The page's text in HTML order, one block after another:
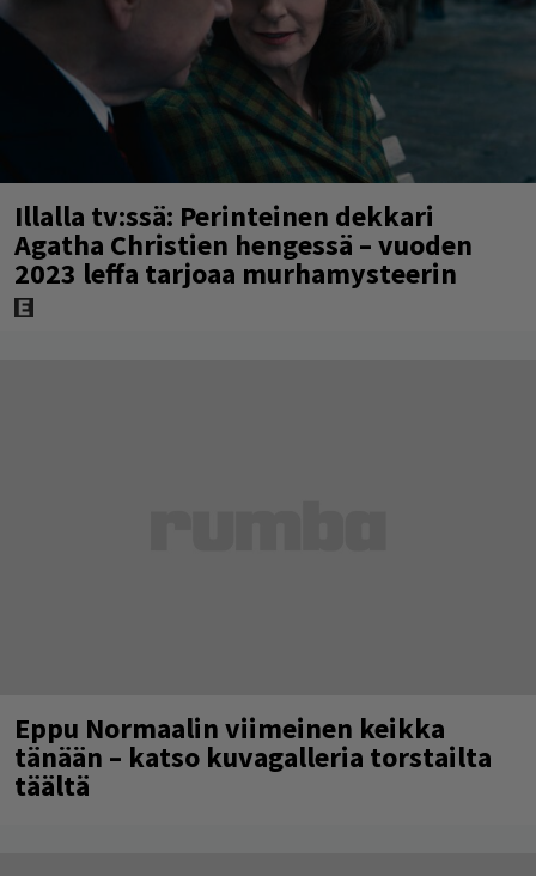
Illalla tv:ssä: Perinteinen dekkari
Agatha Christien hengessä – vuoden
2023 leffa tarjoaa murhamysteerin
Eppu Normaalin viimeinen keikka
tänään – katso kuvagalleria torstailta
täältä